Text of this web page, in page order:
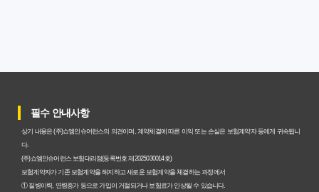
갱신형 암보험과 비갱신형, 어떤 차이가 있을까? 내게 맞는
암보험비갱신형, 평생 고정 보험료의 숨겨진 가치와 현명한
선택 기준
암보험 비갱신형, 왜 지금 선택해야 할까요? 미래 보험료 걱
필수 안내사항
상기 내용은 (주)쇼엠인슈어런스의 의견이며, 계약체결에 따른 이익 또는 손실은 보험계약자 등에게 귀속됩니
다.
(주)쇼엠인슈어런스 보험대리점(등록번호 제2025030014호)
보험계약자가 기존 보험계약을 해지하고 새로운 보험계약을 체결하는 과정에서
① 질병이력, 연령증가 등으로 가입이 거절되거나 보험료가 인상될 수 있습니다.